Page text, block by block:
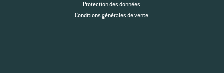
Protection des données
Conditions générales de vente